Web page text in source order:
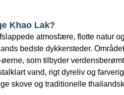
Khao Lak?
atmosfære, flotte natur
bedste dykkersteder.
som tilbyder
vand, rigt dyreliv og
skove og traditionelle